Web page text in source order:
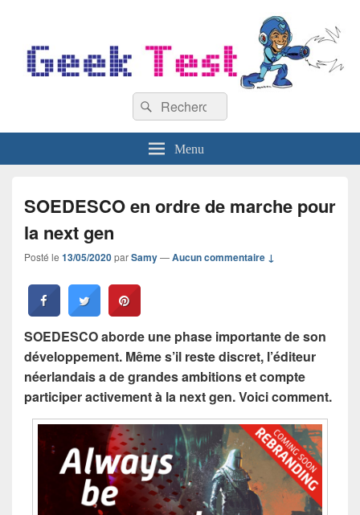
Recherche :
Rechercher
Menu
SOEDESCO en ordre de marche pour
la next gen
Posté le 13/05/2020parSamy—Aucun commentaire ↓
SOEDESCO aborde une phase importante de son
développement. Même s’il reste discret, l’éditeur
néerlandais a de grandes ambitions et compte
participer activement à la next gen. Voici comment.